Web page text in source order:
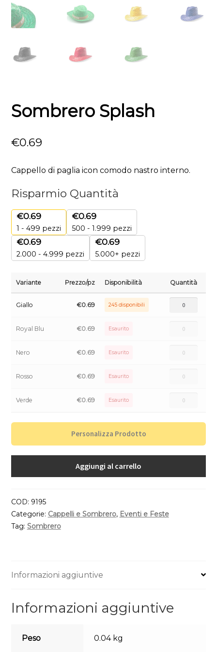
Sombrero Splash
€0.69
Cappello di paglia icon comodo nastro interno.
Risparmio Quantità
€0.69
1 - 499 pezzi
€0.69
500 - 1.999 pezzi
€0.69
2.000 - 4.999 pezzi
€0.69
5.000+ pezzi
Variante Prezzo/pz Disponibilità Quantità
Giallo €0.69 245 disponibili
Royal Blu €0.69 Esaurito
Nero €0.69 Esaurito
Rosso €0.69 Esaurito
Verde €0.69 Esaurito
Personalizza Prodotto
Aggiungi al carrello
COD: 9195
Categorie: Cappelli e Sombrero, Eventi e Feste
Tag: Sombrero
Informazioni aggiuntive
Informazioni aggiuntive
Peso 0.04 kg